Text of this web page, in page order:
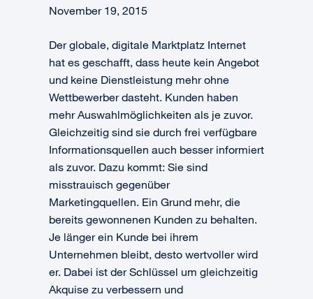
November 19, 2015
Der globale, digitale Marktplatz Internet
hat es geschafft, dass heute kein Angebot
und keine Dienstleistung mehr ohne
Wettbewerber dasteht. Kunden haben
mehr Auswahlmöglichkeiten als je zuvor.
Gleichzeitig sind sie durch frei verfügbare
Informationsquellen auch besser informiert
als zuvor. Dazu kommt: Sie sind
misstrauisch gegenüber
Marketingquellen. Ein Grund mehr, die
bereits gewonnenen Kunden zu behalten.
Je länger ein Kunde bei ihrem
Unternehmen bleibt, desto wertvoller wird
er. Dabei ist der Schlüssel um gleichzeitig
Akquise zu verbessern und